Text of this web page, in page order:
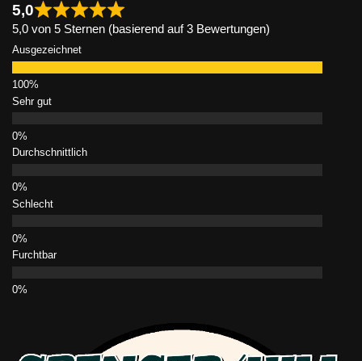
5,0
5,0 von 5 Sternen (basierend auf 3 Bewertungen)
Ausgezeichnet
Sehr gut
Durchschnittlich
Schlecht
Furchtbar